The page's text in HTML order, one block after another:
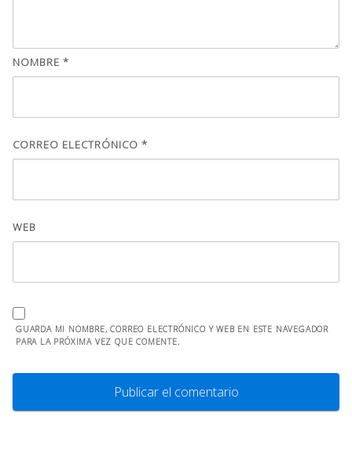
NOMBRE *
CORREO ELECTRÓNICO *
WEB
GUARDA MI NOMBRE, CORREO ELECTRÓNICO Y WEB EN ESTE NAVEGADOR
PARA LA PRÓXIMA VEZ QUE COMENTE.